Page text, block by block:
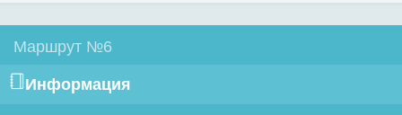
Маршрут №6
Информация